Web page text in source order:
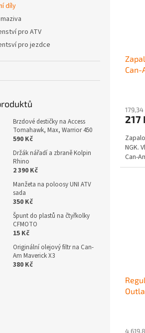
díly
pro ATV
pro jezdce
Brzdové destičky na Access
Tomahawk, Max, Warrior 450
590 Kč
Držák nářadí a zbraně Kolpin
Rhino
2 390 Kč
Manžeta na poloosy UNI ATV
sada
350 Kč
Špunt do plastů na čtyřkolky
CFMOTO
15 Kč
Originální olejový filtr na Can-
Am Maverick X3
380 Kč
Can-
217
NGK.
Can-
4